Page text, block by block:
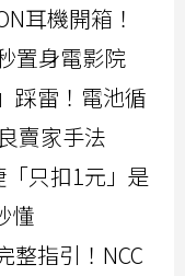
耳機開箱！
置身電影院
踩雷！電池循
賣家手法
只扣1元」是
懂
整指引！NCC